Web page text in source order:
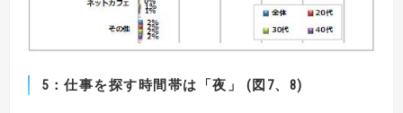
5：仕事を探す時間帯は「夜」 (図7、8)